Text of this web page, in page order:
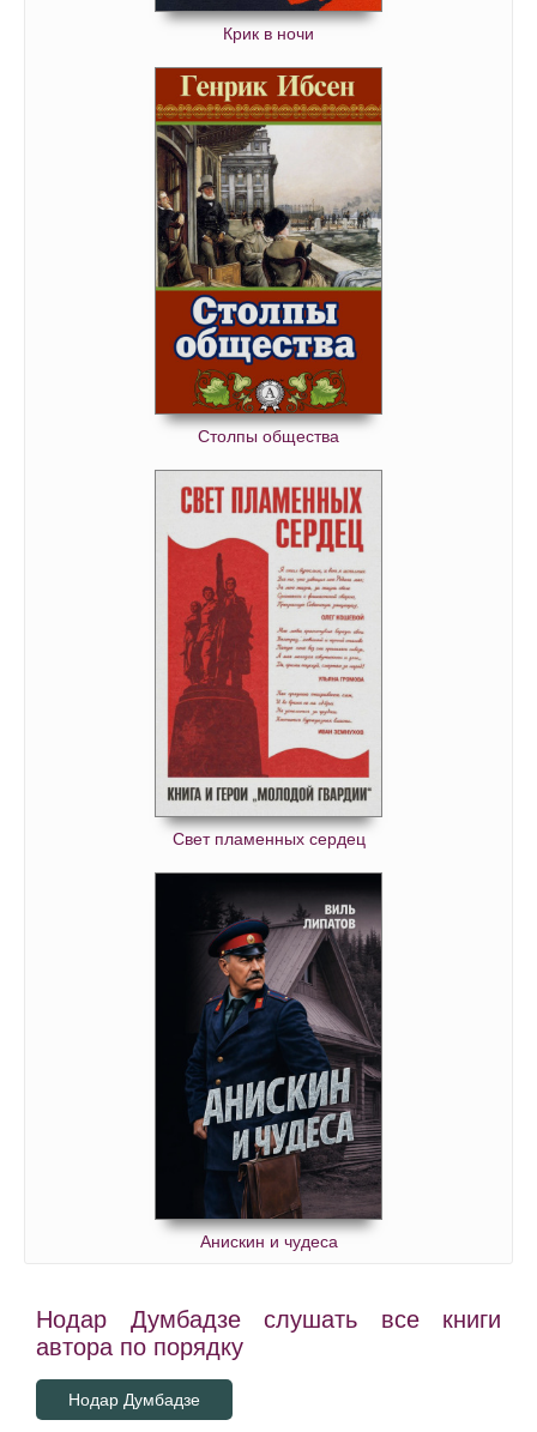
Крик в ночи
Столпы общества
Свет пламенных сердец
Анискин и чудеса
Нодар Думбадзе слушать все книги
автора по порядку
Нодар Думбадзе